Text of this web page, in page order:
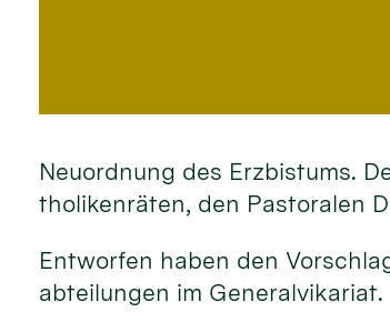
Neu­ord­nung des Erz­bistums.
tho­liken­räten, den Pasto­ralen
Ent­worfen haben den
ab­teilun­gen im